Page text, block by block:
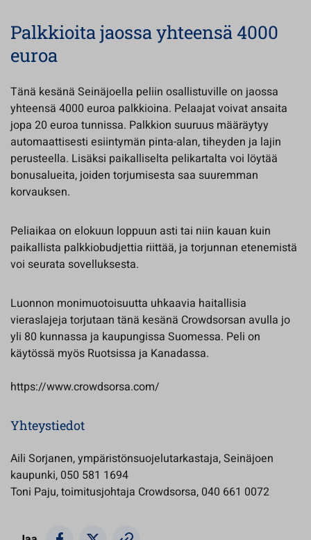
Palkkioita jaossa yhteensä 4000
euroa
Tänä kesänä Seinäjoella peliin osallistuville on jaossa
yhteensä 4000 euroa palkkioina. Pelaajat voivat ansaita
jopa 20 euroa tunnissa. Palkkion suuruus määräytyy
automaattisesti esiintymän pinta-alan, tiheyden ja lajin
perusteella. Lisäksi paikalliselta pelikartalta voi löytää
bonusalueita, joiden torjumisesta saa suuremman
korvauksen.
Peliaikaa on elokuun loppuun asti tai niin kauan kuin
paikallista palkkiobudjettia riittää, ja torjunnan etenemistä
voi seurata sovelluksesta.
Luonnon monimuotoisuutta uhkaavia haitallisia
vieraslajeja torjutaan tänä kesänä Crowdsorsan avulla jo
yli 80 kunnassa ja kaupungissa Suomessa. Peli on
käytössä myös Ruotsissa ja Kanadassa.
https://www.crowdsorsa.com/
Yhteystiedot
Aili Sorjanen, ympäristönsuojelutarkastaja, Seinäjoen
kaupunki, 050 581 1694
Toni Paju, toimitusjohtaja Crowdsorsa, 040 661 0072